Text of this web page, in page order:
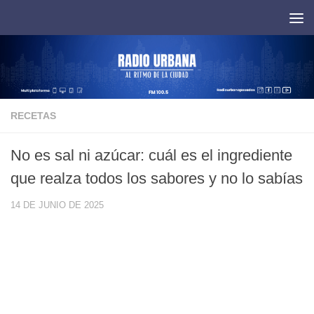
RECETAS
No es sal ni azúcar: cuál es el ingrediente
que realza todos los sabores y no lo sabías
14 DE JUNIO DE 2025